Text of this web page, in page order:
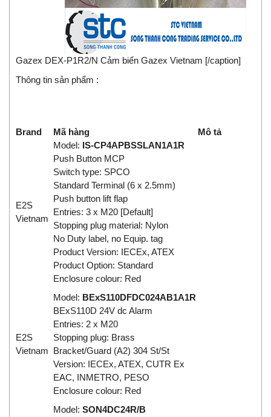
Gazex DEX-P1R2/N Cảm biến Gazex Vietnam [/caption]
Thông tin sản phẩm :
Brand Mã hàng Mô tả
E2S
Vietnam
Model: IS-CP4APBSSLAN1A1R
Push Button MCP
Switch type: SPCO
Standard Terminal (6 x 2.5mm)
Push button lift flap
Entries: 3 x M20 [Default]
Stopping plug material: Nylon
No Duty label, no Equip. tag
Product Version: IECEx, ATEX
Product Option: Standard
Enclosure colour: Red
E2S
Vietnam
Model: BExS110DFDC024AB1A1R
BExS110D 24V dc Alarm
Entries: 2 x M20
Stopping plug: Brass
Bracket/Guard (A2) 304 St/St
Version: IECEx, ATEX, CUTR Ex
EAC, INMETRO, PESO
Enclosure colour: Red
Model: SON4DC24R/B